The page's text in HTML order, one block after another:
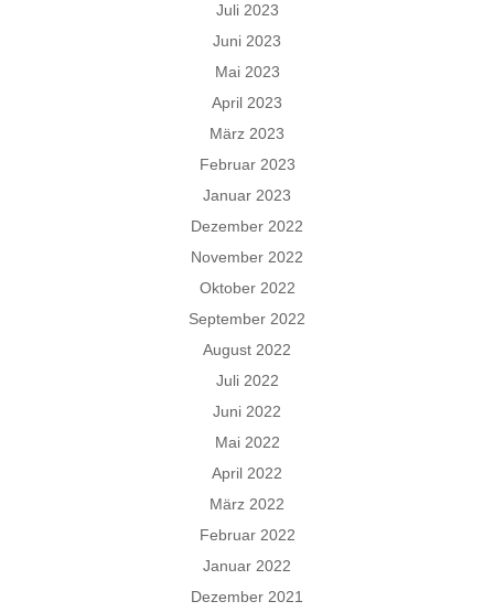
Juli 2023
Juni 2023
Mai 2023
April 2023
März 2023
Februar 2023
Januar 2023
Dezember 2022
November 2022
Oktober 2022
September 2022
August 2022
Juli 2022
Juni 2022
Mai 2022
April 2022
März 2022
Februar 2022
Januar 2022
Dezember 2021